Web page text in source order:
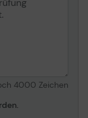
4000 Zeichen